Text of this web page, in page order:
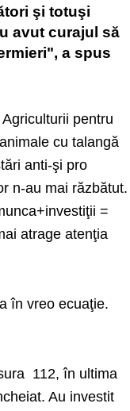
şi totuşi
avut curajul să
a spus
pentru
cu talangă
anti-şi pro
n-au mai răzbătut.
=
atrage atenţia
în vreo ecuaţie.
112, în ultima
Au investit